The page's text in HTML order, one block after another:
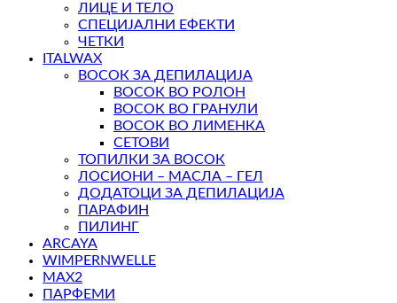
ЛИЦЕ И ТЕЛО
СПЕЦИЈАЛНИ ЕФЕКТИ
ЧЕТКИ
ITALWAX
ВОСОК ЗА ДЕПИЛАЦИЈА
ВОСОК ВО РОЛОН
ВОСОК ВО ГРАНУЛИ
ВОСОК ВО ЛИМЕНКА
СЕТОВИ
ТОПИЛКИ ЗА ВОСОК
ЛОСИОНИ – МАСЛА – ГЕЛ
ДОДАТОЦИ ЗА ДЕПИЛАЦИЈА
ПАРАФИН
ПИЛИНГ
ARCAYA
WIMPERNWELLE
MAX2
ПАРФЕМИ